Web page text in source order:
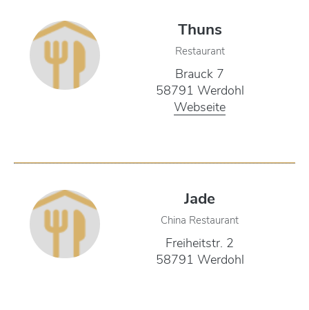
Thuns
Restaurant
Brauck 7
58791 Werdohl
Webseite
Jade
China Restaurant
Freiheitstr. 2
58791 Werdohl